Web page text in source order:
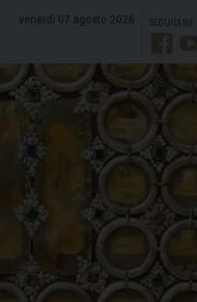
venerdì 07 agosto 2026